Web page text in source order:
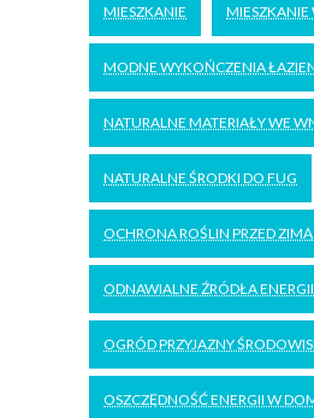
MIESZKANIE MIESZKANIE
MODNE WYKOŃCZENIA
NATURALNE MATERIAŁY WE
NATURALNE ŚRODKI DO FUG
OCHRONA ROŚLIN PRZED ZIMĄ
ODNAWIALNE ŹRÓDŁA ENERGII
OGRÓD PRZYJAZNY
OSZCZĘDNOŚĆ ENERGII W